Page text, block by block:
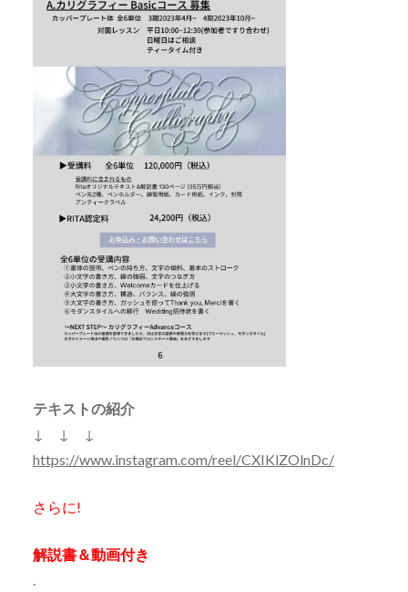
テキストの紹介
↓ ↓ ↓
https://www.instagram.com/reel/CXIKlZOlnDc/
さらに!
解説書＆動画付き
.